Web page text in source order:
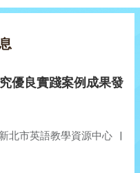
優良實踐案例成果發
新北市英語教學資源中心 |